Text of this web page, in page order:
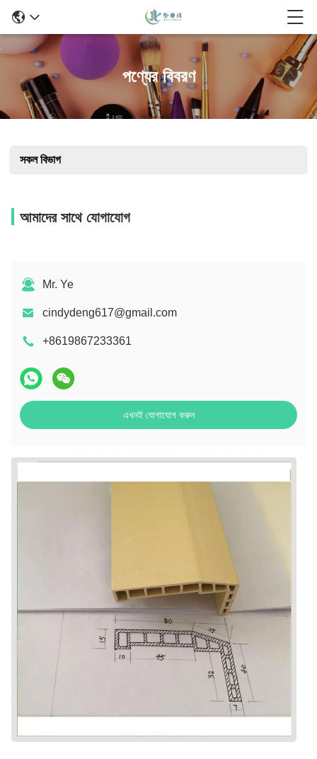
পণ্যের বিবরণ
সকল বিভাগ
আমাদের সাথে যোগাযোগ
Mr. Ye
cindydeng617@gmail.com
+8619867233361
এখনই যোগাযোগ করুন